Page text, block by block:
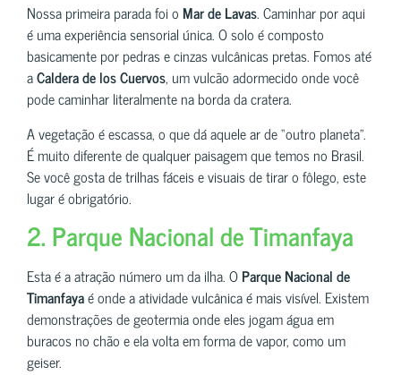
Nossa primeira parada foi o Mar de Lavas. Caminhar por aqui
é uma experiência sensorial única. O solo é composto
basicamente por pedras e cinzas vulcânicas pretas. Fomos até
aCaldera de los Cuervos, um vulcão adormecido onde você
pode caminhar literalmente na borda da cratera.
A vegetação é escassa, o que dá aquele ar de “outro planeta”.
É muito diferente de qualquer paisagem que temos no Brasil.
Se você gosta de trilhas fáceis e visuais de tirar o fôlego, este
lugar é obrigatório.
2. Parque Nacional de Timanfaya
Esta é a atração número um da ilha. OParque Nacional de
Timanfayaé onde a atividade vulcânica é mais visível. Existem
demonstrações de geotermia onde eles jogam água em
buracos no chão e ela volta em forma de vapor, como um
geiser.